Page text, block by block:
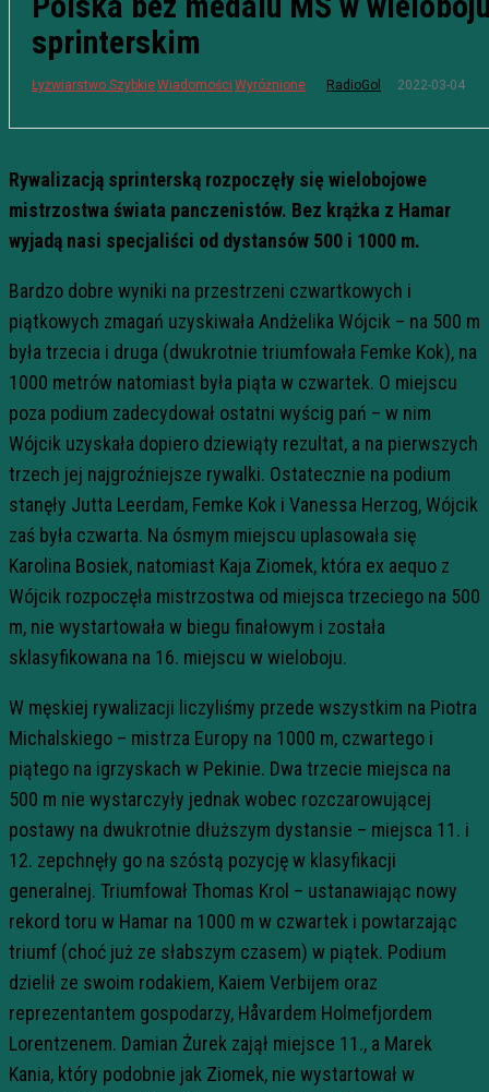
sprinterskim
Łyżwiarstwo SzybkieWiadomości Wyróżnione RadioGol 2022-03-04
Rywalizacją sprinterską rozpoczęły się wielobojowe
mistrzostwa świata panczenistów. Bez krążka z Hamar
wyjadą nasi specjaliści od dystansów 500 i 1000 m.
Bardzo dobre wyniki na przestrzeni czwartkowych i
piątkowych zmagań uzyskiwała Andżelika Wójcik – na 500 m
była trzecia i druga (dwukrotnie triumfowała Femke Kok), na
1000 metrów natomiast była piąta w czwartek. O miejscu
poza podium zadecydował ostatni wyścig pań – w nim
Wójcik uzyskała dopiero dziewiąty rezultat, a na pierwszych
trzech jej najgroźniejsze rywalki. Ostatecznie na podium
stanęły Jutta Leerdam, Femke Kok i Vanessa Herzog, Wójcik
zaś była czwarta. Na ósmym miejscu uplasowała się
Karolina Bosiek, natomiast Kaja Ziomek, która ex aequo z
Wójcik rozpoczęła mistrzostwa od miejsca trzeciego na 500
m, nie wystartowała w biegu finałowym i została
sklasyfikowana na 16. miejscu w wieloboju.
W męskiej rywalizacji liczyliśmy przede wszystkim na Piotra
Michalskiego – mistrza Europy na 1000 m, czwartego i
piątego na igrzyskach w Pekinie. Dwa trzecie miejsca na
500 m nie wystarczyły jednak wobec rozczarowującej
postawy na dwukrotnie dłuższym dystansie – miejsca 11. i
12. zepchnęły go na szóstą pozycję w klasyfikacji
generalnej. Triumfował Thomas Krol – ustanawiając nowy
rekord toru w Hamar na 1000 m w czwartek i powtarzając
triumf (choć już ze słabszym czasem) w piątek. Podium
dzielił ze swoim rodakiem, Kaiem Verbijem oraz
reprezentantem gospodarzy, Håvardem Holmefjordem
Lorentzenem. Damian Żurek zajął miejsce 11., a Marek
Kania, który podobnie jak Ziomek, nie wystartował w